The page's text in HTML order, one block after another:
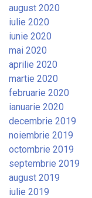
august 2020
iulie 2020
iunie 2020
mai 2020
aprilie 2020
martie 2020
februarie 2020
ianuarie 2020
decembrie 2019
noiembrie 2019
octombrie 2019
septembrie 2019
august 2019
iulie 2019